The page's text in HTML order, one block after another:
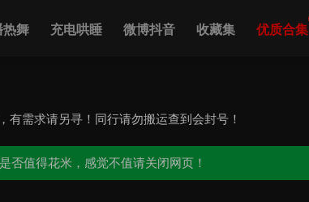
热舞 充电哄睡 微博抖音 收藏集 优质合集
需求请另寻！同行请勿搬运查到会封号！
否值得花米，感觉不值请关闭网页！